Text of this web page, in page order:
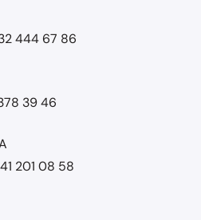
444 67 86
39 46
201 08 58